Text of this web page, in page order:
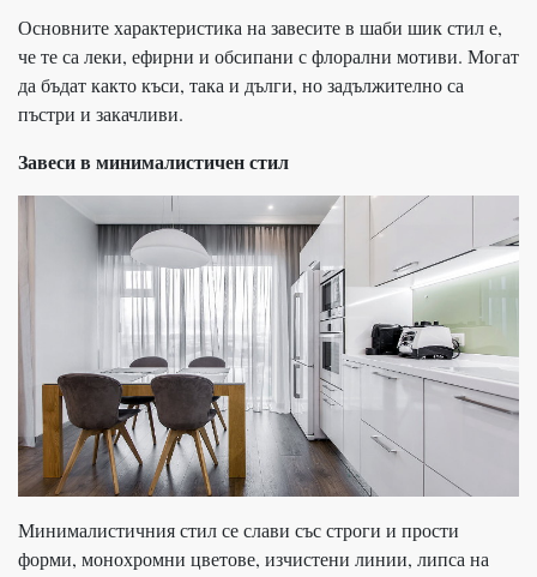
Основните характеристика на завесите в шаби шик стил е,
че те са леки, ефирни и обсипани с флорални мотиви. Могат
да бъдат както къси, така и дълги, но задължително са
пъстри и закачливи.
Завеси в минималистичен стил
Минималистичния стил се слави със строги и прости
форми, монохромни цветове, изчистени линии, липса на